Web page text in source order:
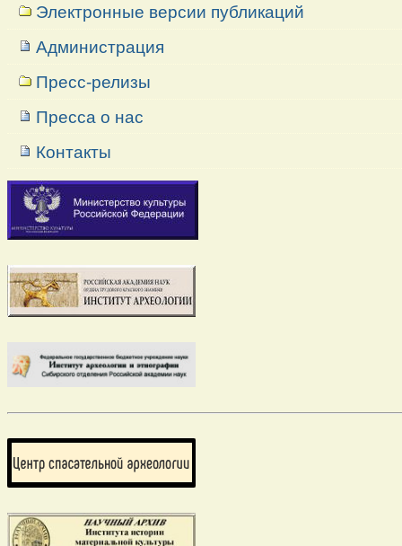
Электронные версии публикаций
Администрация
Пресс-релизы
Пресса о нас
Контакты